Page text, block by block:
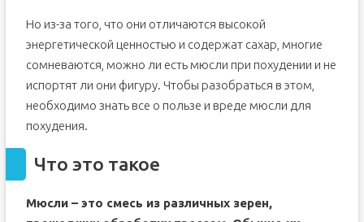
Но из-за того, что они отличаются высокой
энергетической ценностью и содержат сахар, многие
сомневаются, можно ли есть мюсли при похудении и не
испортят ли они фигуру. Чтобы разобраться в этом,
необходимо знать все о пользе и вреде мюсли для
похудения.
Что это такое
Мюсли – это смесь из различных зерен,